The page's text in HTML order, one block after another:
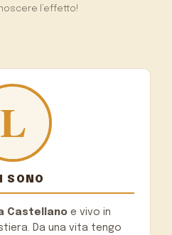
l’effetto!
SONO
Castellano e vivo in
Da una vita tengo